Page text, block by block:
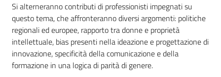
Si alterneranno contributi di professionisti impegnati su
questo tema, che affronteranno diversi argomenti: politiche
regionali ed europee, rapporto tra donne e proprietà
intellettuale, bias presenti nella ideazione e progettazione di
innovazione, specificità della comunicazione e della
formazione in una logica di parità di genere.